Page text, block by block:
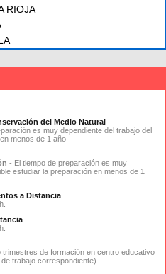
RIOJA
del Medio Natural
es muy dependiente del trabajo del
menos de 1 año
- El tiempo de preparación es muy
estudiar la preparación en menos de 1
a Distancia
de formación en centro educativo
trabajo correspondiente).